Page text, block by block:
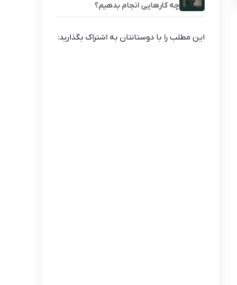
چه کارهایی انجام بدهیم؟
این مطلب را با دوستانتان به اشتراک بگذارید: